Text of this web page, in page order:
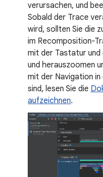
verursachen, und
Sobald der Trace
wird, sollten Sie die
im Recomposition-
mit der Tastatur und
und herauszoomen
mit der Navigation
sind, lesen Sie die
aufzeichnen.